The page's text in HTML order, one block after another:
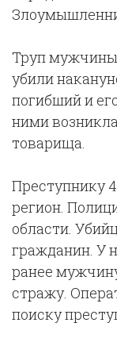
Труп мужчины
убили
погибший и
ними
товарища.
Преступнику
регион.
области.
гражданин. У
ранее
стражу.
поиску